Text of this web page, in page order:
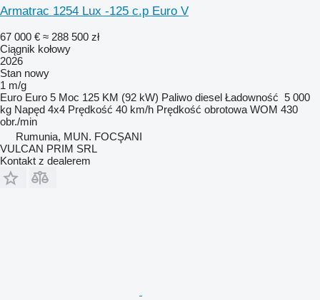
Armatrac 1254 Lux -125 c.p Euro V
67 000 € ≈ 288 500 zł
Ciągnik kołowy
2026
Stan nowy
1 m/g
Euro Euro 5 Moc 125 KM (92 kW) Paliwo diesel Ładowność 5 000
kg Napęd 4x4 Prędkość 40 km/h Prędkość obrotowa WOM 430
obr./min
Rumunia, MUN. FOCŞANI
VULCAN PRIM SRL
Kontakt z dealerem